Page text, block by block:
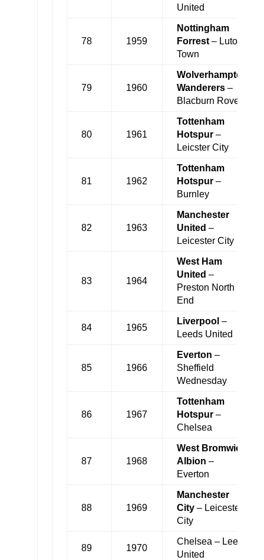
United
78 1959
Nottingham
Forrest– Luton
Town
79 1960
Wolverhampton
Wanderers–
Blacburn Rovers
80 1961
Tottenham
Hotspur–
Leicster City
81 1962
Tottenham
Hotspur–
Burnley
82 1963
Manchester
United –
Leicester City
83 1964
West Ham
United –
Preston North
End
84 1965
Liverpool –
Leeds United
85 1966
Everton –
Sheffield
Wednesday
86 1967
Tottenham
Hotspur–
Chelsea
87 1968
West Bromwich
Albion –
Everton
88 1969
Manchester
City– Leicester
City
89 1970
Chelsea – Leeds
United